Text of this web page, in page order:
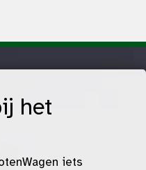
het
iets